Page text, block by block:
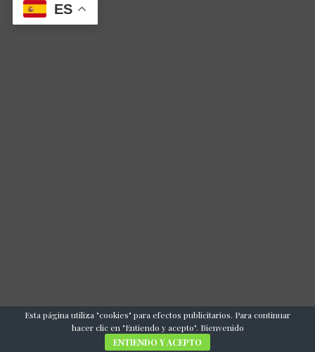
ES
Esta página utiliza "cookies" para efectos publicitarios. Para continuar
hacer clic en "Entiendo y acepto". Bienvenido
ENTIENDO Y ACEPTO